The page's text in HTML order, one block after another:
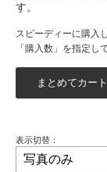
す。
スピーディーに購入
「購入数」を指定し
表示切替：